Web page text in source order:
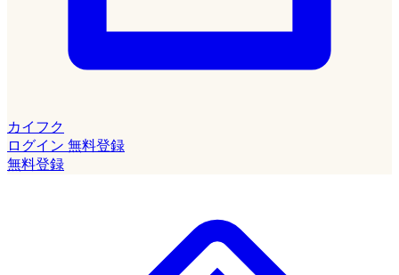
カイフク
ログイン 無料登録
無料登録